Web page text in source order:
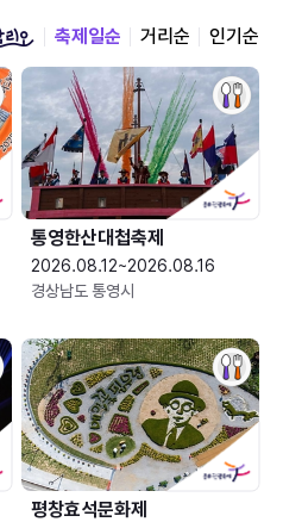
축제일순 거리순 인기순
통영한산대첩축제
2026.08.12~2026.08.16
경상남도 통영시
평창효석문화제